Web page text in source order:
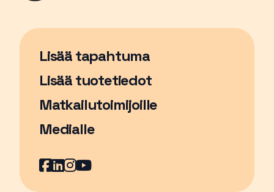
Lisää tapahtuma
Sivu avautuu uudessa ikkunassa
Lisää tuotetiedot
Matkailutoimijoille
Medialle
Facebook
Sivu avautuu uudessa ikkunassa
LinkedIn
Sivu avautuu uudessa ikkunassa
Instagram
Sivu avautuu uudessa
YouTube
Sivu avautuu uudessa